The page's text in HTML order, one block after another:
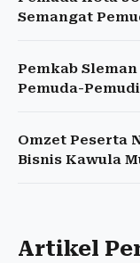
Semangat
Pemkab
Pemuda-
Omzet Peserta
Bisnis Kawula
Artikel